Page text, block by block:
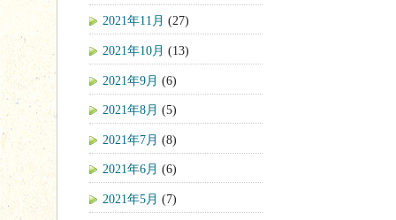
2021年11月 (27)
2021年10月 (13)
2021年9月 (6)
2021年8月 (5)
2021年7月 (8)
2021年6月 (6)
2021年5月 (7)